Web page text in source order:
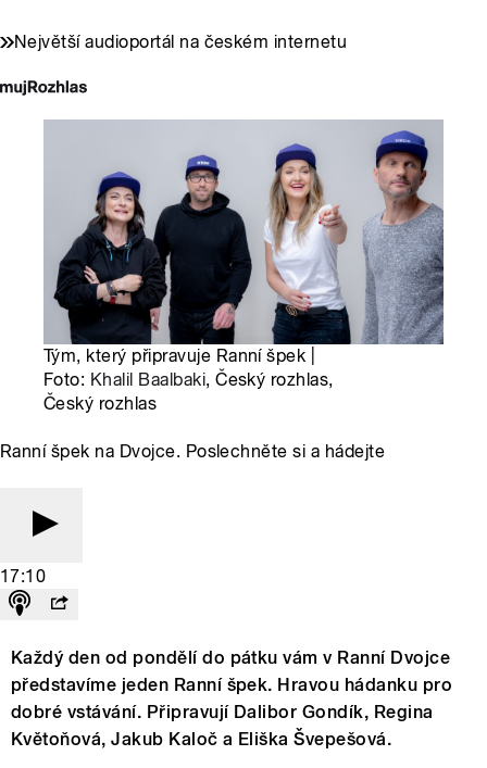
Největší audioportál na českém internetu
Tým, který připravuje Ranní špek |
Foto: Khalil Baalbaki, Český rozhlas,
Český rozhlas
Ranní špek na Dvojce. Poslechněte si a hádejte
17:10
Každý den od pondělí do pátku vám v Ranní Dvojce
představíme jeden Ranní špek. Hravou hádanku pro
dobré vstávání. Připravují Dalibor Gondík, Regina
Květoňová, Jakub Kaloč a Eliška Švepešová.